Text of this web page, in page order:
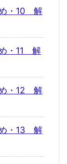
・10 解
・11 解
・12 解
・13 解